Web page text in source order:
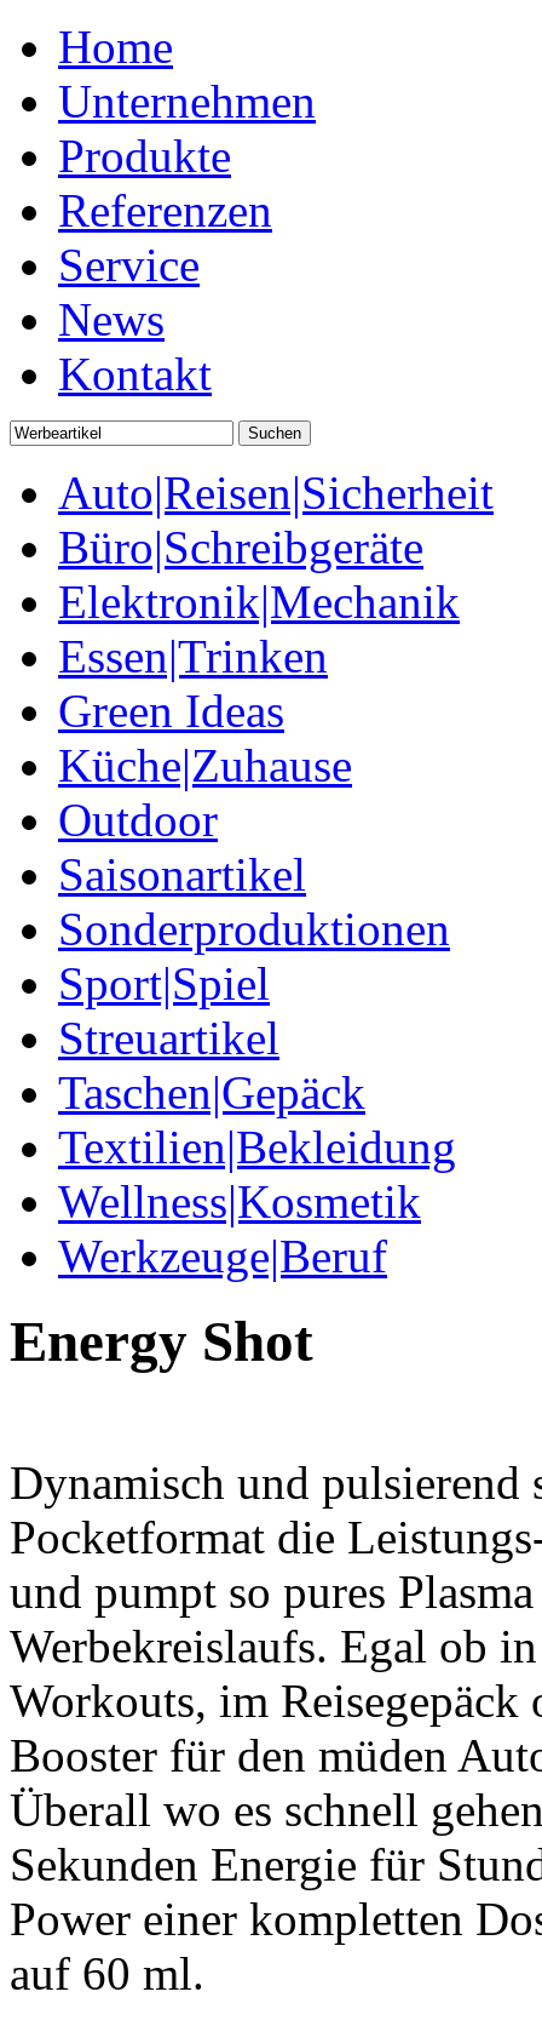
Home
Unternehmen
Produkte
Referenzen
Service
News
Kontakt
Auto|Reisen|Sicherheit
Büro|Schreibgeräte
Elektronik|Mechanik
Essen|Trinken
Green Ideas
Küche|Zuhause
Outdoor
Saisonartikel
Sonderproduktionen
Sport|Spiel
Streuartikel
Taschen|Gepäck
Textilien|Bekleidung
Wellness|Kosmetik
Werkzeuge|Beruf
Energy Shot
Dynamisch und
Pocketformat die
und pumpt so pures
Werbekreislaufs. Egal ob
Workouts, im Reisegepäck
Booster für den müden
Überall wo es schnell
Sekunden Energie für
Power einer kompletten
auf 60 ml.